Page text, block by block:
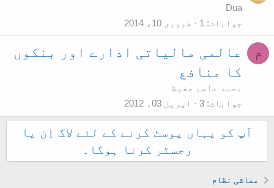
Dua
جوابات
1 فروری 10، 2014
م
عالمی مالیاتی ادارے اور بنکوں
کا منافع
محمد عاصم حفیظ
جوابات 3 اپریل 03، 2012
آپ کو یہاں پوسٹ کرنے کے لئے لاگ اِن یا
رجسٹر کرنا ہوگا۔
معاشی نظام